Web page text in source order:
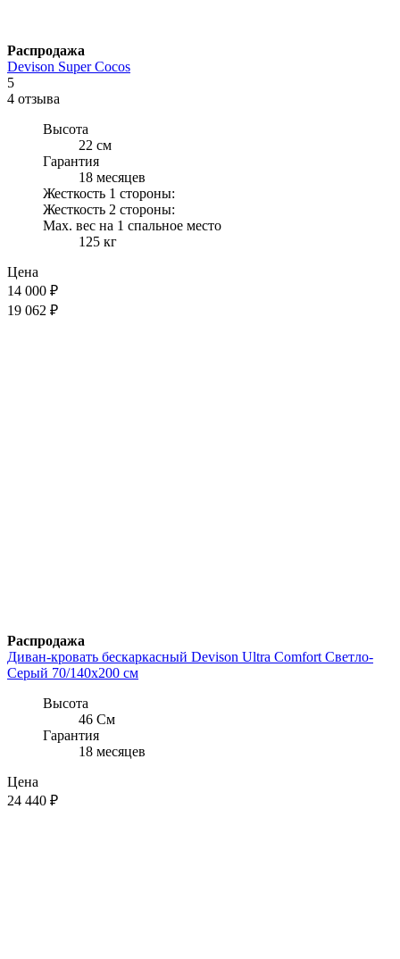
Распродажа
Devison Super Сocos
5
4 отзыва
Высота
22 см
Гарантия
18 месяцев
Жесткость 1 стороны:
Жесткость 2 стороны:
Max. вес на 1 спальное место
125 кг
Цена
14 000 ₽
19 062 ₽
Распродажа
Диван-кровать бескаркасный Devison Ultra Comfort Светло-
Серый 70/140х200 см
Высота
46 См
Гарантия
18 месяцев
Цена
24 440 ₽